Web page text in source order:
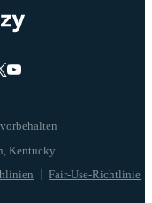
Fair-Use-Richtlinie